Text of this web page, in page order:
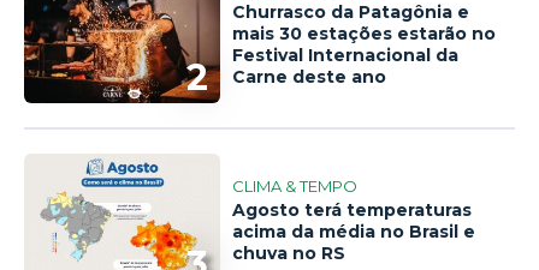
2
Churrasco da Patagônia e
mais 30 estações estarão no
Festival Internacional da
Carne deste ano
CLIMA & TEMPO
Agosto terá temperaturas
acima da média no Brasil e
chuva no RS